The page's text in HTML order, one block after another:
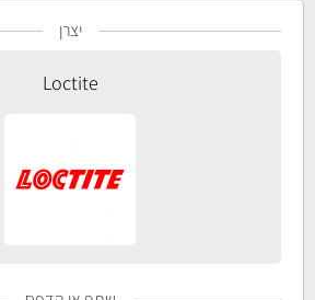
יצרן
Loctite